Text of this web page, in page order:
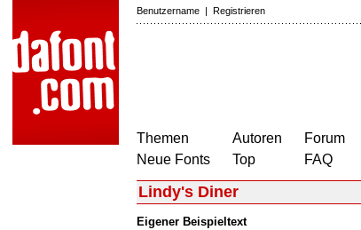
Benutzername | Registrieren
Themen
Neue Fonts
Autoren
Top
Forum
FAQ
Lindy's Diner
Eigener Beispieltext